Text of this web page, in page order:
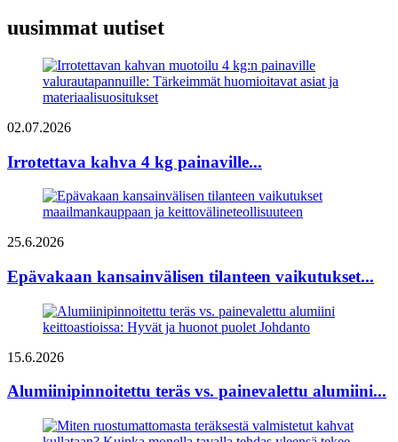
uusimmat uutiset
02.07.2026
Irrotettava kahva 4 kg painaville...
25.6.2026
Epävakaan kansainvälisen tilanteen vaikutukset...
15.6.2026
Alumiinipinnoitettu teräs vs. painevalettu alumiini...